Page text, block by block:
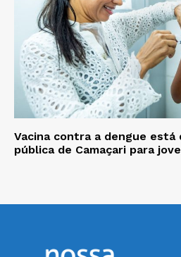
Vacina contra a dengue está
pública de Camaçari para